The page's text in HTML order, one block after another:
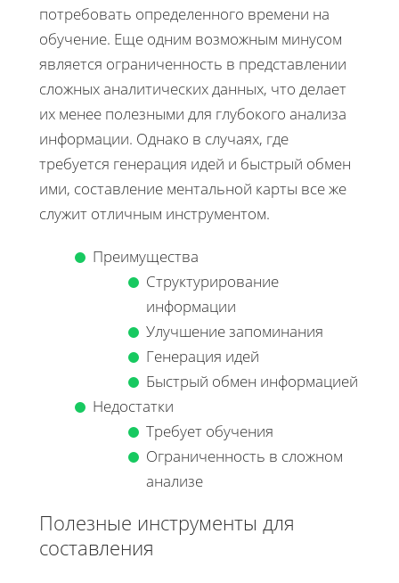
потребовать определенного времени на
обучение. Еще одним возможным минусом
является ограниченность в представлении
сложных аналитических данных, что делает
их менее полезными для глубокого анализа
информации. Однако в случаях, где
требуется генерация идей и быстрый обмен
ими, составление ментальной карты все же
служит отличным инструментом.
Преимущества
Структурирование
информации
Улучшение запоминания
Генерация идей
Быстрый обмен информацией
Недостатки
Требует обучения
Ограниченность в сложном
анализе
Полезные инструменты для
составления